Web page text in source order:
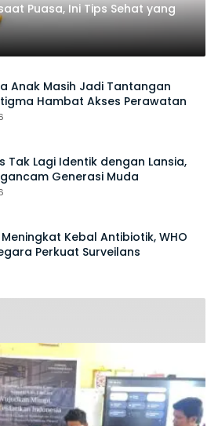
Puasa, Ini Tips Sehat yang
Anak Masih Jadi Tantangan
Hambat Akses Perawatan
Tak Lagi Identik dengan Lansia,
Generasi Muda
Kebal Antibiotik, WHO
Perkuat Surveilans